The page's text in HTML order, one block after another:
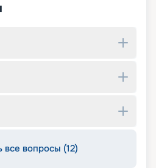
все вопросы (12)